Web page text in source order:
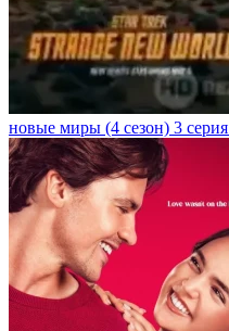
новые миры (4 сезон) 3 серия